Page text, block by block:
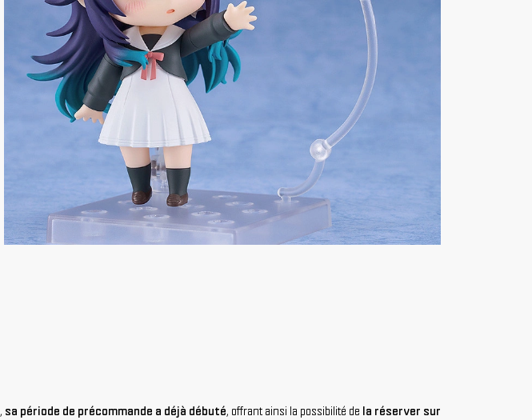
, sa période de précommande a déjà débuté, offrant ainsi la possibilité de la réserver sur